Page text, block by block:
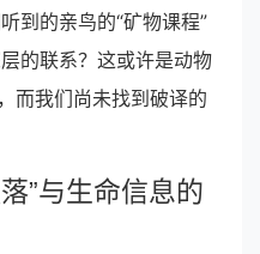
到的亲鸟的“矿物课程”
的联系？这或许是动物
而我们尚未找到破译的
”与生命信息的